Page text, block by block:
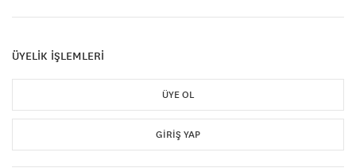
ÜYELİK İŞLEMLERİ
ÜYE OL
GIRIŞ YAP